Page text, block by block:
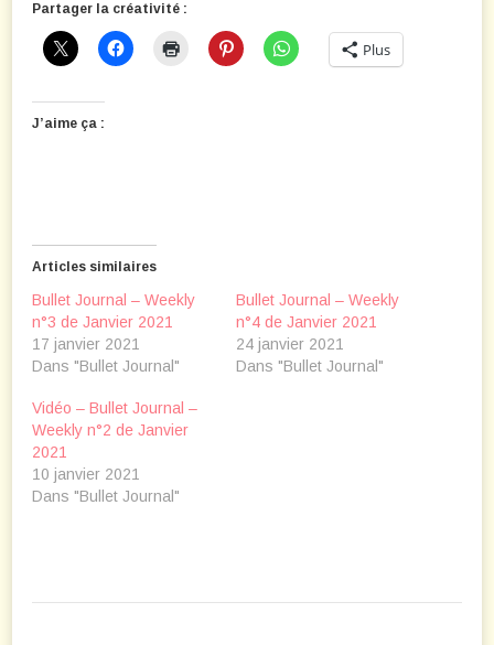
Partager la créativité :
Plus
J’aime ça :
Articles similaires
Bullet Journal – Weekly
n°3 de Janvier 2021
17 janvier 2021
Dans "Bullet Journal"
Bullet Journal – Weekly
n°4 de Janvier 2021
24 janvier 2021
Dans "Bullet Journal"
Vidéo – Bullet Journal –
Weekly n°2 de Janvier
2021
10 janvier 2021
Dans "Bullet Journal"